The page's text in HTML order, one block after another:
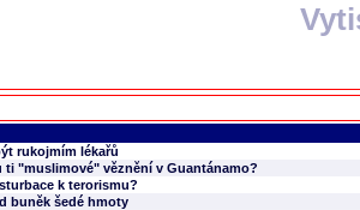
rukojmím lékařů
ti "muslimové" věznění v Guantánamo?
k terorismu?
buněk šedé hmoty